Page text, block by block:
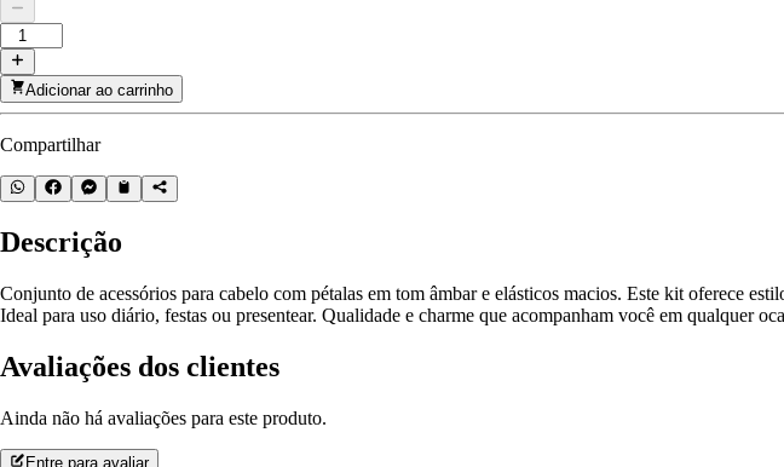
Adicionar ao carrinho
Compartilhar
Descrição
Conjunto de acessórios para cabelo com pétalas em tom âmbar e elásticos macios. Este kit oferece
Ideal para uso diário, festas ou presentear. Qualidade e charme que acompanham você em qualquer
Avaliações dos clientes
Ainda não há avaliações para este produto.
Entre para avaliar